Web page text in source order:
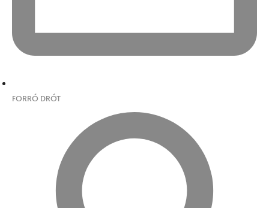
FORRÓ DRÓT